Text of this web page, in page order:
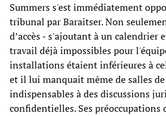
Summers s'est immédiatement
tribunal par Baraitser. Non
d’accès - s'ajoutant à un calendrier
travail déjà impossibles pour
installations étaient inférieures à
et il lui manquait même de salles
indispensables à des discussions
confidentielles. Ses préoccupations